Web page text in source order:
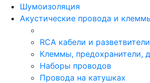
Шумоизоляция
Акустические провода и
RCA кабели и разветвители
Клеммы, предохранители,
Наборы проводов
Провода на катушках